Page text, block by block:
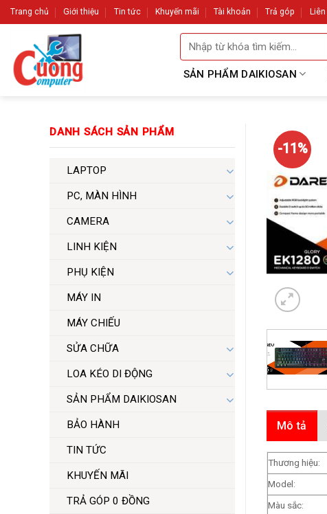
Skip
to
Trang chủ Giới thiệu Tin tức Khuyến mãi Tài khoản Trả góp
Tìm
kiếm:
SẢN PHẨM DAIKIOSAN
DANH SÁCH SẢN PHẨM
LAPTOP
PC, MÀN HÌNH
CAMERA
LINH KIỆN
PHỤ KIỆN
MÁY IN
MÁY CHIẾU
SỬA CHỮA
LOA KÉO DI ĐỘNG
SẢN PHẨM DAIKIOSAN
BẢO HÀNH
TIN TỨC
KHUYẾN MÃI
TRẢ GÓP 0 ĐỒNG
-11%
Mô tả
Thương hiệu:
Model:
Màu sắc: